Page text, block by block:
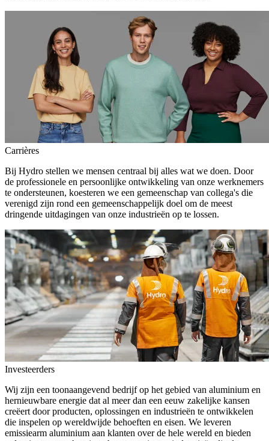
Carrières
Bij Hydro stellen we mensen centraal bij alles wat we doen. Door
de professionele en persoonlijke ontwikkeling van onze werknemers
te ondersteunen, koesteren we een gemeenschap van collega's die
verenigd zijn rond een gemeenschappelijk doel om de meest
dringende uitdagingen van onze industrieën op te lossen.
Investeerders
Wij zijn een toonaangevend bedrijf op het gebied van aluminium en
hernieuwbare energie dat al meer dan een eeuw zakelijke kansen
creëert door producten, oplossingen en industrieën te ontwikkelen
die inspelen op wereldwijde behoeften en eisen. We leveren
emissiearm aluminium aan klanten over de hele wereld en bieden